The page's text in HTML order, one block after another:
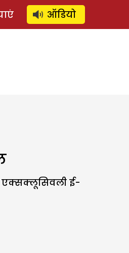
SUBSCRIBE
ऑडियो
एक्सक्लूसिवली ई-